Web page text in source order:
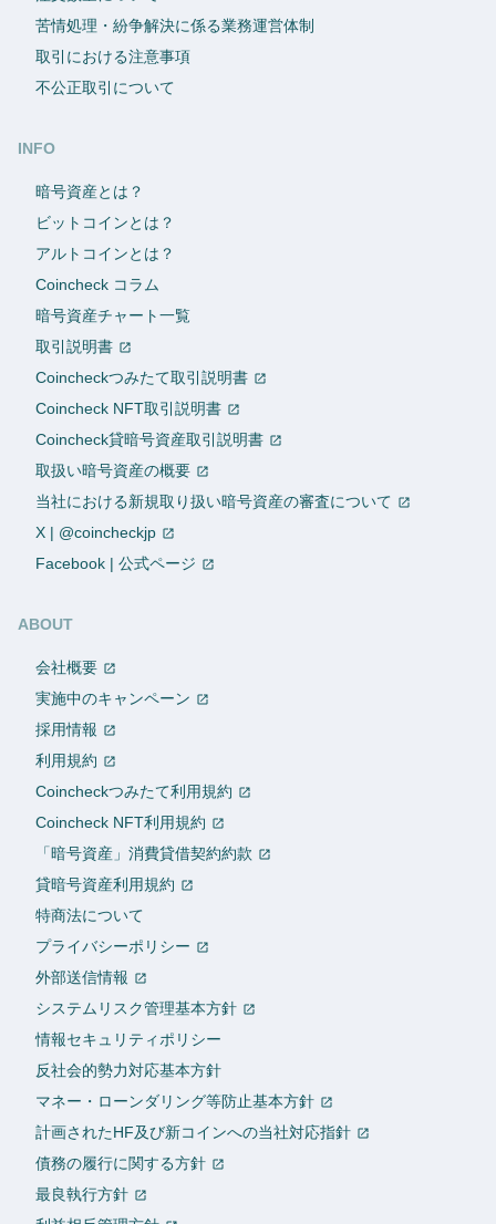
苦情処理・紛争解決に係る業務運営体制
取引における注意事項
不公正取引について
INFO
暗号資産とは？
ビットコインとは？
アルトコインとは？
Coincheck コラム
暗号資産チャート一覧
取引説明書
Coincheckつみたて取引説明書
Coincheck NFT取引説明書
Coincheck貸暗号資産取引説明書
取扱い暗号資産の概要
当社における新規取り扱い暗号資産の審査について
X | @coincheckjp
Facebook | 公式ページ
ABOUT
会社概要
実施中のキャンペーン
採用情報
利用規約
Coincheckつみたて利用規約
Coincheck NFT利用規約
「暗号資産」消費貸借契約約款
貸暗号資産利用規約
特商法について
プライバシーポリシー
外部送信情報
システムリスク管理基本方針
情報セキュリティポリシー
反社会的勢力対応基本方針
マネー・ローンダリング等防止基本方針
計画されたHF及び新コインへの当社対応指針
債務の履行に関する方針
最良執行方針